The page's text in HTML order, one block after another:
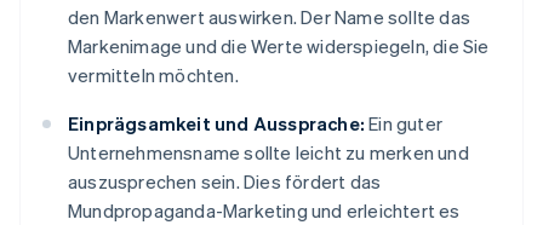
den Markenwert auswirken. Der Name sollte das
Markenimage und die Werte widerspiegeln, die Sie
vermitteln möchten.
Einprägsamkeit und Aussprache: Ein guter
Unternehmensname sollte leicht zu merken und
auszusprechen sein. Dies fördert das
Mundpropaganda-Marketing und erleichtert es